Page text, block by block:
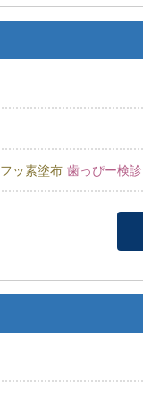
フッ素塗布 歯っぴー検診